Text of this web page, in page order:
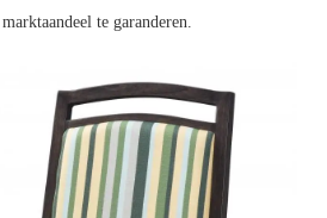
te garanderen.